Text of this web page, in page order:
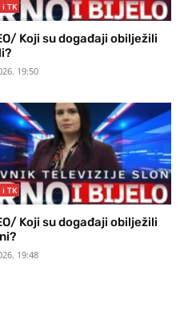
i TK
Koji su događaji obilježili
19:50
i TK
Koji su događaji obilježili
19:48